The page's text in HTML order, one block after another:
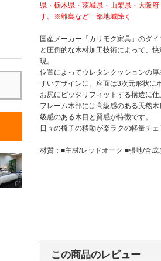
県・栃木県・茨城県・山梨県・大阪
す。※離島など一部地域除く
国産メーカー「カリモク家具」のダ
と圧倒的な木材加工技術によって、
現。 背
位置によってウレタンクッションの
すいデザインに。座面は3次元形状に
お尻にピッタリフィットする構造に仕
フレーム木部には高級感のある天然
級感のある木目と質感が特徴です。
日々の椅子の移動が楽ラクの軽量チ
材質：■主材/レッドオーク ■張地/合成
この商品のレビュー